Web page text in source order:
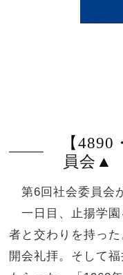
【
員会▲
第6回社会委員会
一日目、止揚学園
者と交わりを持っ
開会礼拝。そして